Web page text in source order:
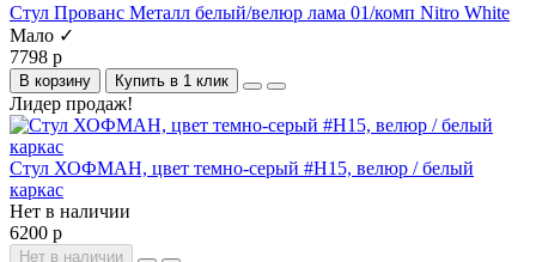
Стул Прованс Металл белый/велюр лама 01/комп Nitro White
Мало ✓
7798 р
В корзину Купить в 1 клик
Лидер продаж!
Стул ХОФМАН, цвет темно-серый #H15, велюр / белый
каркас
Нет в наличии
6200 р
Нет в наличии